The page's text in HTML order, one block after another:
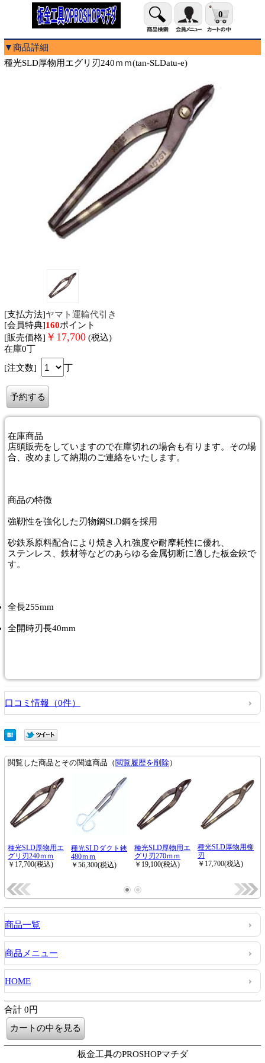
0
▼商品詳細
種光SLD厚物用エグリ刃240ｍｍ(tan-SLDatu-e)
[支払方法]ヤマト運輸代引き
[会員特典]160ポイント
[販売価格] ￥ 17,700 (税込)
在庫0丁
[注文数]
丁
在庫商品
店頭販売をしていますので在庫切れの場合も有ります。その場
合、改めまして納期のご連絡をいたします。
商品の特徴
強靭性を強化した刃物鋼SLD鋼を採用
砂鉄系原料配合により焼き入れ強度や耐摩耗性に優れ、
ステンレス、鉄材等などのあらゆる金属切断に適した板金鋏で
す。
全長255mm
全開時刃長40mm
口コミ情報（0件）
商品一覧
商品メニュー
HOME
合計 0円
板金工具のPROSHOPマチダ